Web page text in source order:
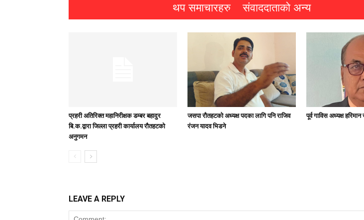
थप समाचारहरु संवाददाताको अन्य
प्रहरी अतिरिक्त महानिरीक्षक डम्बर बहादुर
बि.क.द्वारा जिल्ला प्रहरी कार्यालय रौतहटको
अनुगमन
जसपा राैतहटको अध्यक्ष पदका लागि पनि राजिव
रंजन यादव भिडने
पूर्व गाविस अध्यक्ष
LEAVE A REPLY